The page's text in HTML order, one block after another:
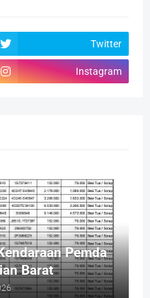
Twitter
Instagram
Pemda
Barat